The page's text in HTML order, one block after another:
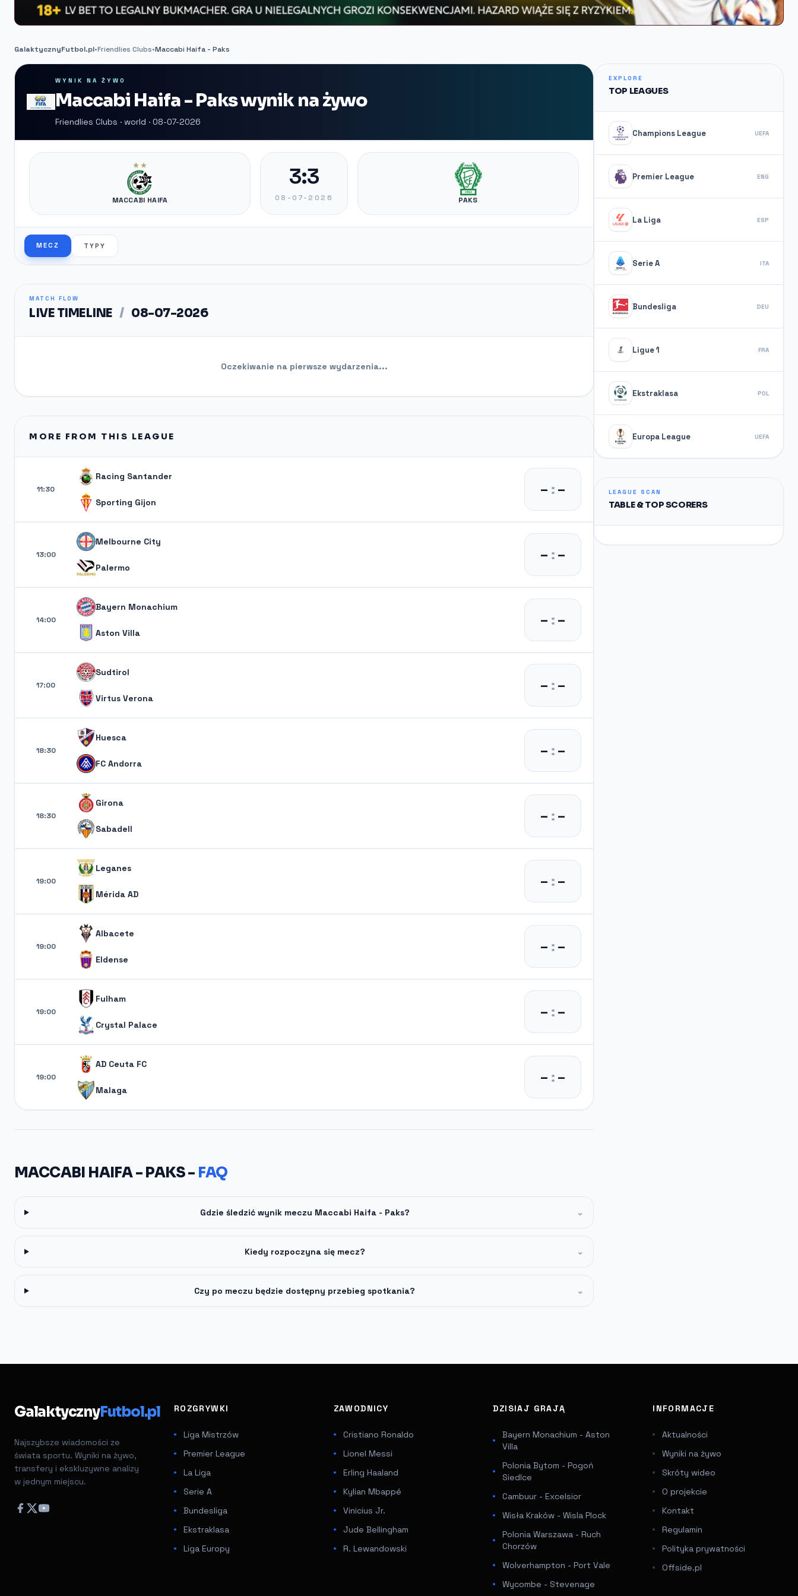
GalaktycznyFutbol.pl•Friendlies Clubs•Maccabi Haifa - Paks
WYNIK NA ŻYWO
Maccabi Haifa - Paks wynik na żywo
Friendlies Clubs · world · 08-07-2026
MACCABI HAIFA
3:3
08-07-2026 PAKS
MECZ TYPY
MATCH FLOW
LIVE TIMELINE / 08-07-2026
Oczekiwanie na pierwsze wydarzenia...
MORE FROM THIS LEAGUE
11:30
Racing Santander
Sporting Gijon
– :–
13:00
Melbourne City
Palermo
– :–
14:00
Bayern Monachium
Aston Villa
– :–
17:00
Sudtirol
Virtus Verona
– :–
18:30
Huesca
FC Andorra
– :–
18:30
Girona
Sabadell
– :–
19:00
Leganes
Mérida AD
– :–
19:00
Albacete
Eldense
– :–
19:00
Fulham
Crystal Palace
– :–
19:00
AD Ceuta FC
Malaga
– :–
MACCABI HAIFA - PAKS - FAQ
Gdzie śledzić wynik meczu Maccabi Haifa - Paks? ⌄
Kiedy rozpoczyna się mecz? ⌄
Czy po meczu będzie dostępny przebieg spotkania? ⌄
EXPLORE
TOP LEAGUES
Champions League UEFA
Premier League ENG
La Liga ESP
Serie A ITA
Bundesliga DEU
Ligue 1 FRA
Ekstraklasa POL
Europa League UEFA
LEAGUE SCAN
TABLE & TOP SCORERS
GalaktycznyFutbol.pl
Najszybsze wiadomości ze
świata sportu. Wyniki na żywo,
transfery i ekskluzywne analizy
w jednym miejscu.
ROZGRYWKI
Liga Mistrzów
Premier League
La Liga
Serie A
Bundesliga
Ekstraklasa
Liga Europy
ZAWODNICY
Cristiano Ronaldo
Lionel Messi
Erling Haaland
Kylian Mbappé
Vinicius Jr.
Jude Bellingham
R. Lewandowski
DZISIAJ GRAJĄ
Bayern Monachium - Aston
Villa
Polonia Bytom - Pogoń
Siedlce
Cambuur - Excelsior
Wisła Kraków - Wisla Plock
Polonia Warszawa - Ruch
Chorzów
Wolverhampton - Port Vale
Wycombe - Stevenage
INFORMACJE
Aktualności
Wyniki na żywo
Skróty wideo
O projekcie
Kontakt
Regulamin
Polityka prywatności
Offside.pl